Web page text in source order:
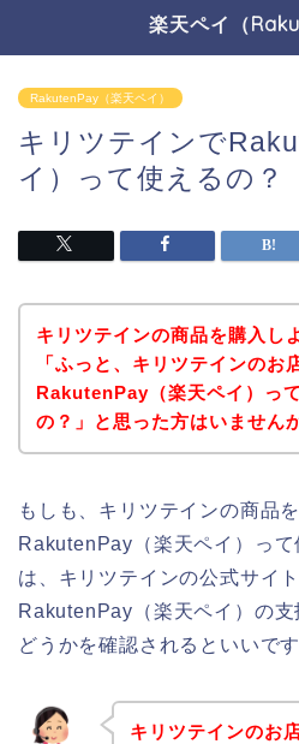
楽天ペイ（
RakutenPay（楽天ペイ）
キリツテインで
イ）って使えるの？
キリツテインの商品を購入し
「ふっと、キリツテインのお
RakutenPay（楽天ペイ）っ
の？」と思った方はいません
もしも、キリツテインの商品
RakutenPay（楽天ペイ）っ
は、キリツテインの公式サイ
RakutenPay（楽天ペイ）の
どうかを確認されるといいで
キリツテインのお